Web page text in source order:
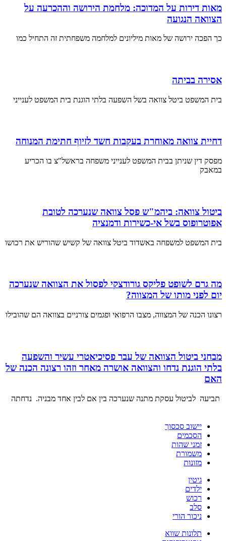
מאות דירות על המדוכה: מלחמת הירושה וההכרעה על
הצוואה הנגועה
כך הפכה ירושה של מאות מיליונים למלחמה משפחתית זה התחיל כמו
אסירה בביתה
בית המשפט ביטל צוואה בשל השפעה בלתי הוגנת בית המשפט לענייני
דחיית צוואה מאוחרת בעקבות חשד לזיוף חתימת המנוחה
מפסק דין שניתן בבית המשפט לענייני משפחה בראשל"צ בו הכריע
במאבק
ביטול צוואה: ביהמ"ש פסל צוואה שנערכה לטובת
אפוטרופוס בשל אי-כשירות ודמנציה
בית המשפט למשפחה באשדוד ביטל צוואה של קשיש שהוריש את רכושו
מה גרם לשופט פליקס גורודצקי לפסול את הצוואה שנערכה
יום לפני מותו של המצווה?
רצונו הכנה של המצווה, מצבו הרפואי ופגמים צורניים בצוואה הם שהובילו
מבחני ביטול הצוואה של עבר פסיכיאטרי עשיר והשפעה
בלתי הוגנת נדחו והצוואה אושרה מאחר וזהו רצונה הכנה של
האם
תביעה לביטול עסקת מתנה שנערכה בין אם לבין אחד מבניה. נדחתה
יישוב סכסוך
הסכמים
זמני שהות
משמורת
מזונות
גיטין
ילדים
רכוש
סלב
ניכור הורי
תלונות שווא